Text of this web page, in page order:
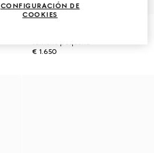
tamaño pequeño
€ 1.650
CONFIGURACIÓN DE
COOKIES